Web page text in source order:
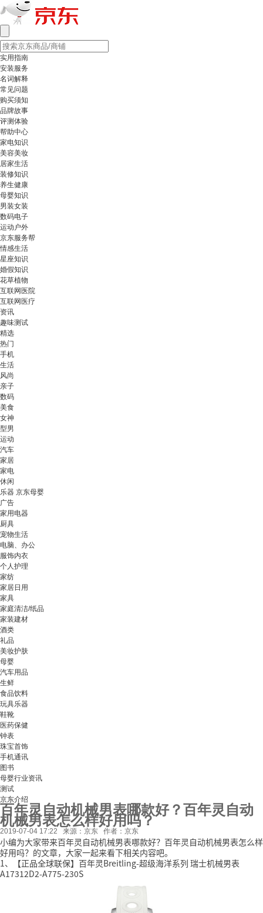
实用指南
安装服务
名词解释
常见问题
购买须知
品牌故事
评测体验
帮助中心
家电知识
美容美妆
居家生活
装修知识
养生健康
母婴知识
男装女装
数码电子
运动户外
京东服务帮
情感生活
星座知识
婚假知识
花草植物
互联网医院
互联网医疗
资讯
趣味测试
精选
热门
手机
生活
风尚
亲子
数码
美食
女神
型男
运动
汽车
家居
家电
休闲
乐器 京东母婴
广告
家用电器
厨具
宠物生活
电脑、办公
服饰内衣
个人护理
家纺
家居日用
家具
家庭清洁/纸品
家装建材
酒类
礼品
美妆护肤
母婴
汽车用品
生鲜
食品饮料
玩具乐器
鞋靴
医药保健
钟表
珠宝首饰
手机通讯
图书
母婴行业资讯
测试
京东介绍
百年灵自动机械男表哪款好？百年灵自动
机械男表怎么样好用吗？
2019-07-04 17:22 来源：京东 作者：京东
小编为大家带来百年灵自动机械男表哪款好？百年灵自动机械男表怎么样
好用吗？的文章，大家一起来看下相关内容吧。
1、【正品全球联保】百年灵Breitling-超级海洋系列 瑞士机械男表
A17312D2-A775-230S